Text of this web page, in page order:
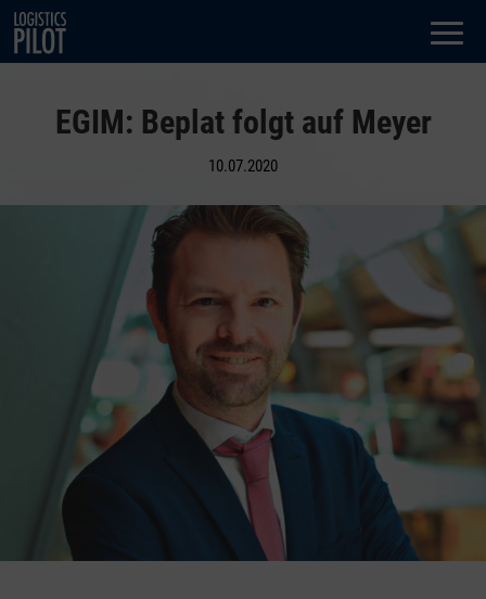
Dialog
window
EGIM: Beplat folgt auf Meyer
10.07.2020